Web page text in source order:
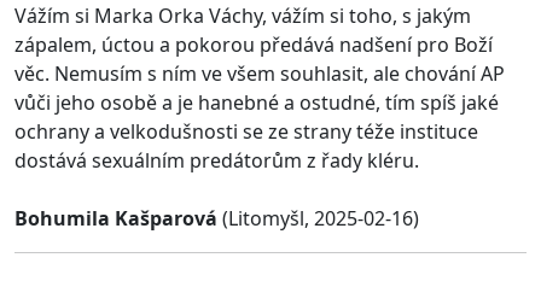
Vážím si Marka Orka Váchy, vážím si toho, s jakým
zápalem, úctou a pokorou předává nadšení pro Boží
věc. Nemusím s ním ve všem souhlasit, ale chování AP
vůči jeho osobě a je hanebné a ostudné, tím spíš jaké
ochrany a velkodušnosti se ze strany téže instituce
dostává sexuálním predátorům z řady kléru.
Bohumila Kašparová (Litomyšl, 2025-02-16)